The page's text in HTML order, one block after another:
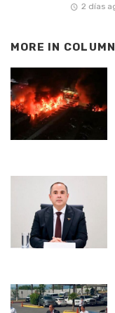
2 días
MORE IN